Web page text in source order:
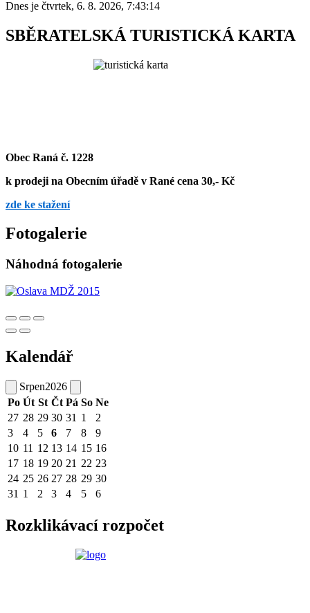
Dnes je čtvrtek, 6. 8. 2026, 7:43:14
SBĚRATELSKÁ TURISTICKÁ KARTA
Obec Raná č. 1228
k prodeji na Obecním úřadě v Rané cena 30,- Kč
zde ke stažení
Fotogalerie
Náhodná fotogalerie
Kalendář
Srpen2026
Po Út St Čt Pá So Ne
27 28 29 30 31 1
2
3
4 5 6 7 8
9
10 11 12 13 14 15 16
17 18 19 20 21 22 23
24 25 26 27 28 29 30
31 1 2 3 4 5 6
Rozklikávací rozpočet